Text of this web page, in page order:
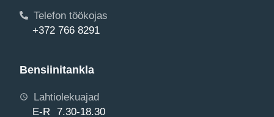
Telefon töökojas
+372 766 8291
Bensiinitankla
Lahtiolekuajad
E-R 7.30-18.30